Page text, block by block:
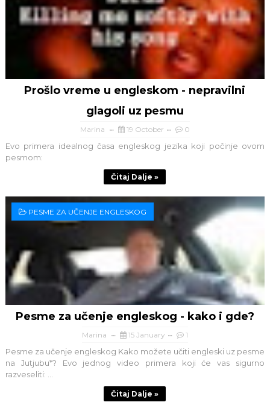
Prošlo vreme u engleskom - nepravilni
glagoli uz pesmu
Marina 19 October 0
Evo primera idealnog časa engleskog jezika koji počinje ovom
pesmom:
Čitaj Dalje »
PESME ZA UČENJE ENGLESKOG
Pesme za učenje engleskog - kako i gde?
Marina 15 January 1
Pesme za učenje engleskog Kako možete učiti engleski uz pesme
na Jutjubu*? Evo jednog video primera koji će vas sigurno
razveseliti: ...
Čitaj Dalje »